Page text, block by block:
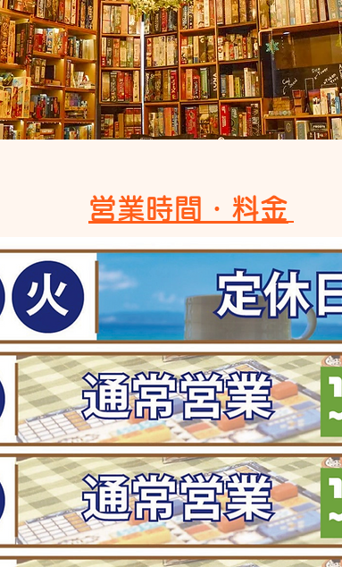
​営業時間・料金